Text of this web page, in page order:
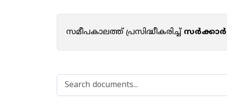
സമീപകാലത്ത് പ്രസിദ്ധീകരിച്ച്